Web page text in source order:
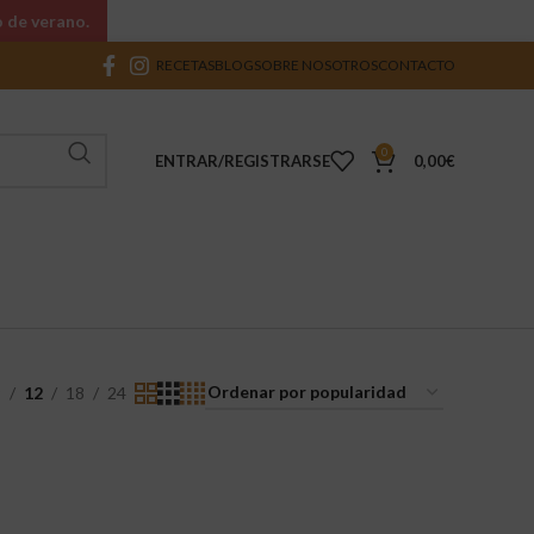
RECETASBLOGSOBRE NOSOTROSCONTACTO
ENTRAR/REGISTRARSE 0 0,00€
12 18 24
verano.